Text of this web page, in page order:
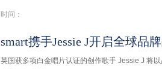
时间：
smart携手Jessie J开启全球品
英国获多项白金唱片认证的创作歌手 Jessie J 将